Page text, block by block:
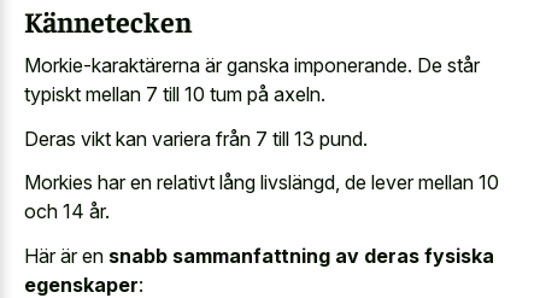
Kännetecken
Morkie-karaktärerna är ganska imponerande. De står
typiskt mellan 7 till 10 tum på axeln.
Deras vikt kan variera från 7 till 13 pund.
Morkies har en relativt lång livslängd, de lever mellan 10
och 14 år.
Här är en snabb sammanfattning av deras fysiska
egenskaper: